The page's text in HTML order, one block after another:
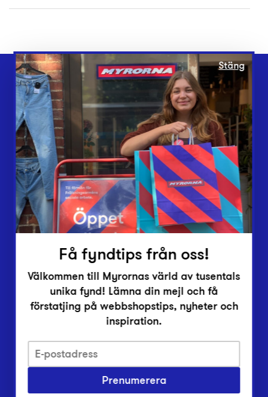
Webbshop
Butiker
Lämna in
Vårt överskott
Inlämningsplatser
Om Myrorna
Lediga jobb
Pressrum
Integritetsskyddspolicy
Har du frågor om onlineköp, leverans eller retur?
Stäng
Få fyndtips från oss!
Välkommen till Myrornas värld av tusentals
unika fynd! Lämna din mejl och få
förstatjing på webbshopstips, nyheter och
inspiration.
Prenumerera